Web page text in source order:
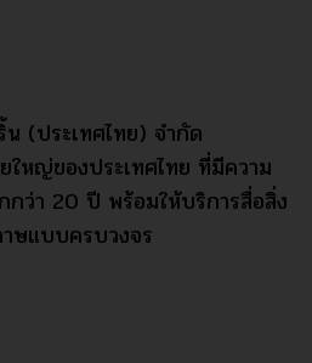
(ประเทศไทย) จำกัด
ใหญ่ของประเทศไทย ที่มีความ
ว่า 20 ปี พร้อมให้บริการสื่อสิ่ง
ษแบบครบวงจร